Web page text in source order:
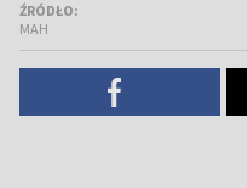
ŹRÓDŁO:
MAH